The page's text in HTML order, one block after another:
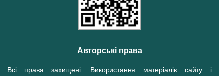
Авторські права
Всі права захищені. Використання матеріалів сайту і